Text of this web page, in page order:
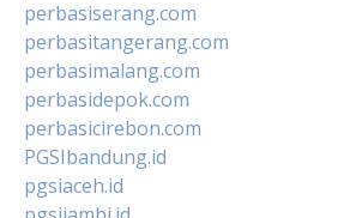
perbasiserang.com
perbasitangerang.com
perbasimalang.com
perbasidepok.com
perbasicirebon.com
PGSIbandung.id
pgsiaceh.id